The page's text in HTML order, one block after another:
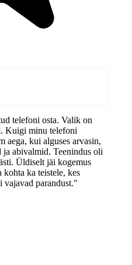
telefoni osta. Valik on
Kuigi minu telefoni
aega, kui alguses arvasin,
abivalmid. Teenindus oli
Üldiselt jäi kogemus
ka teistele, kes
vajavad parandust."